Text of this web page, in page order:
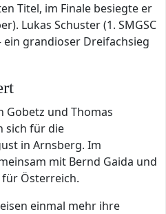
Titel, im Finale besiegte er
Lukas Schuster (1. SMGSC
ein grandioser Dreifachsieg
Gobetz und Thomas
sich für die
in Arnsberg. Im
mit Bernd Gaida und
für Österreich.
einmal mehr ihre